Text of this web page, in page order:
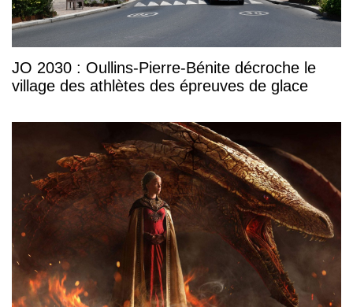
JO 2030 : Oullins-Pierre-Bénite décroche le
village des athlètes des épreuves de glace